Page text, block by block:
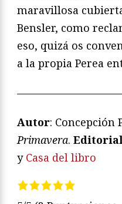
maravillosa
Bensler, como
eso, quizá os
a la propia Perea
Autor: Concepción
Primavera.
y Casa del libro